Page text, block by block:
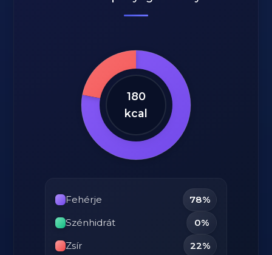
180
kcal
Fehérje
78%
Szénhidrát
0%
Zsír
22%